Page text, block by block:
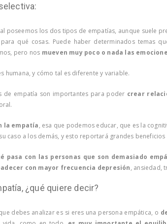
poseemos los dos tipos de empatías, aunque suele
qué cosas. Puede haber determinados temas
pero nos mueven muy poco o nada las
humana, y cómo tal es diferente y variable.
de empatía son importantes para poder crear
la empatía, esa que podemos educar, que es la
caso a los demás, y esto reportará grandes
pasa con las personas que son demasiado
con mayor frecuencia depresión, ansiedad,
¿qué quiere decir?
debes analizar es si eres una persona empática, o